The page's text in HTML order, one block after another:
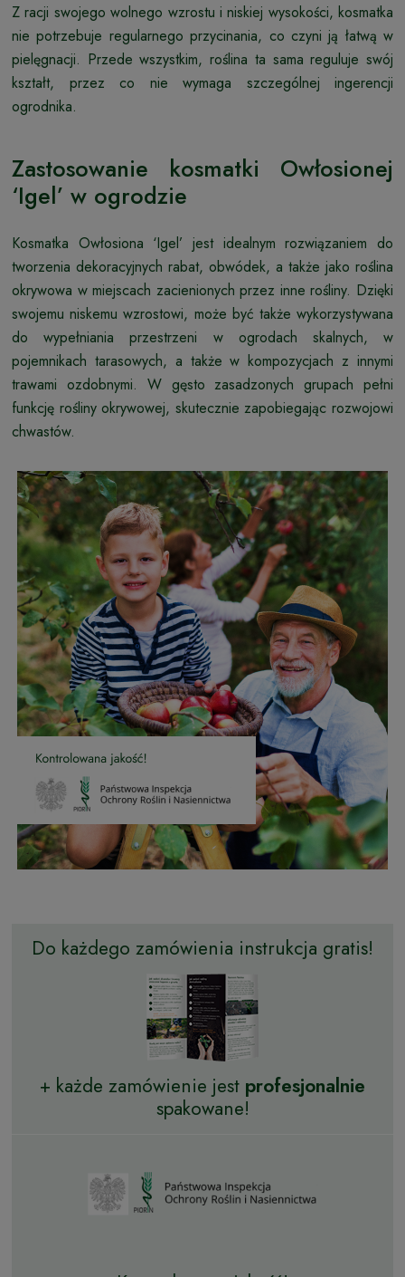
Z racji swojego wolnego wzrostu i niskiej wysokości, kosmatka
nie potrzebuje regularnego przycinania, co czyni ją łatwą w
pielęgnacji. Przede wszystkim, roślina ta sama reguluje swój
kształt, przez co nie wymaga szczególnej ingerencji
ogrodnika.
Zastosowanie kosmatki Owłosionej
‘Igel’ w ogrodzie
Kosmatka Owłosiona ‘Igel’ jest idealnym rozwiązaniem do
tworzenia dekoracyjnych rabat, obwódek, a także jako roślina
okrywowa w miejscach zacienionych przez inne rośliny. Dzięki
swojemu niskemu wzrostowi, może być także wykorzystywana
do wypełniania przestrzeni w ogrodach skalnych, w
pojemnikach tarasowych, a także w kompozycjach z innymi
trawami ozdobnymi. W gęsto zasadzonych grupach pełni
funkcję rośliny okrywowej, skutecznie zapobiegając rozwojowi
chwastów.
Do każdego zamówienia instrukcja gratis!
+ każde zamówienie jest profesjonalnie
spakowane!